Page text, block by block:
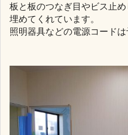
板と板のつなぎ目やビス止
埋めてくれています。
照明器具などの電源コードは